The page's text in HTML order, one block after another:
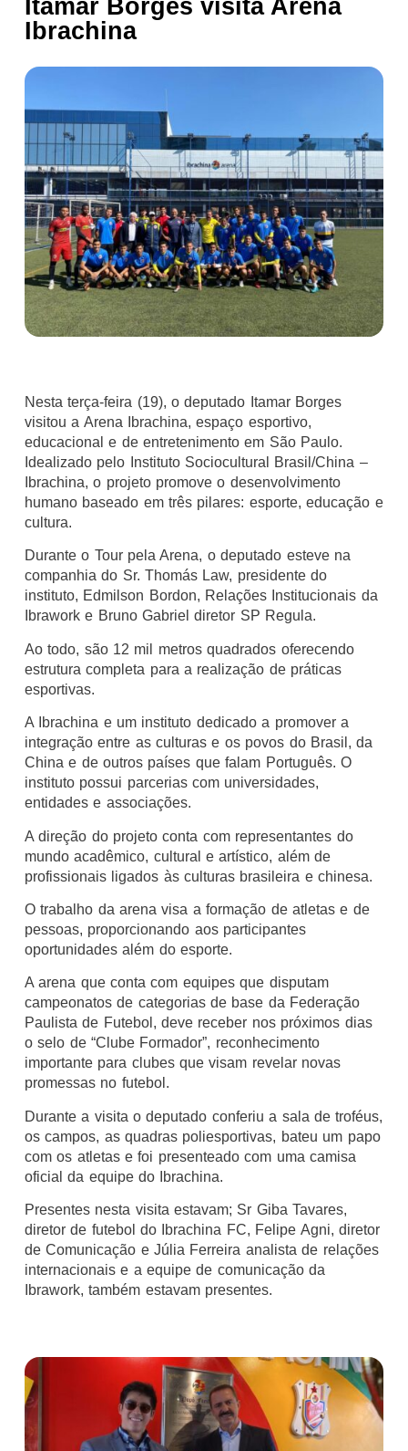
Itamar Borges visita Arena
Ibrachina
Nesta terça-feira (19), o deputado Itamar Borges
visitou a Arena Ibrachina, espaço esportivo,
educacional e de entretenimento em São Paulo.
Idealizado pelo Instituto Sociocultural Brasil/China –
Ibrachina, o projeto promove o desenvolvimento
humano baseado em três pilares: esporte, educação e
cultura.
Durante o Tour pela Arena, o deputado esteve na
companhia do Sr. Thomás Law, presidente do
instituto, Edmilson Bordon, Relações Institucionais da
Ibrawork e Bruno Gabriel diretor SP Regula.
Ao todo, são 12 mil metros quadrados oferecendo
estrutura completa para a realização de práticas
esportivas.
A Ibrachina e um instituto dedicado a promover a
integração entre as culturas e os povos do Brasil, da
China e de outros países que falam Português. O
instituto possui parcerias com universidades,
entidades e associações.
A direção do projeto conta com representantes do
mundo acadêmico, cultural e artístico, além de
profissionais ligados às culturas brasileira e chinesa.
O trabalho da arena visa a formação de atletas e de
pessoas, proporcionando aos participantes
oportunidades além do esporte.
A arena que conta com equipes que disputam
campeonatos de categorias de base da Federação
Paulista de Futebol, deve receber nos próximos dias
o selo de “Clube Formador”, reconhecimento
importante para clubes que visam revelar novas
promessas no futebol.
Durante a visita o deputado conferiu a sala de troféus,
os campos, as quadras poliesportivas, bateu um papo
com os atletas e foi presenteado com uma camisa
oficial da equipe do Ibrachina.
Presentes nesta visita estavam; Sr Giba Tavares,
diretor de futebol do Ibrachina FC, Felipe Agni, diretor
de Comunicação e Júlia Ferreira analista de relações
internacionais e a equipe de comunicação da
Ibrawork, também estavam presentes.